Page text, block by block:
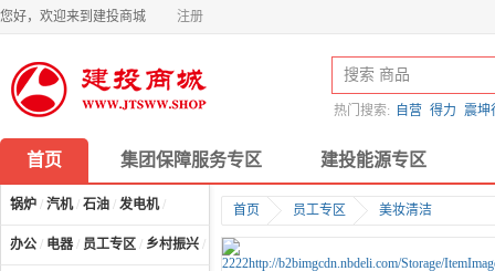
您好，欢迎来到建投商城 注册
热门搜索: 自营 得力 震坤
首页 集团保障服务专区 建投能源专区
锅炉 / 汽机/ 石油 / 发电机/
办公 / 电器 / 员工专区 / 乡村振兴 / 计算机及配件
首页 员工专区 美妆清洁